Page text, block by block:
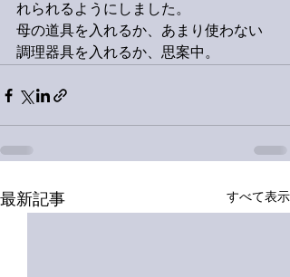
れられるようにしました。
母の道具を入れるか、あまり使わない
調理器具を入れるか、思案中。
最新記事 すべて表示